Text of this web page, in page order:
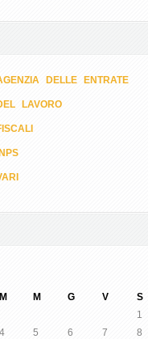
DELLE ENTRATE
LAVORO
M M G V S
1
4 5 6 7
8